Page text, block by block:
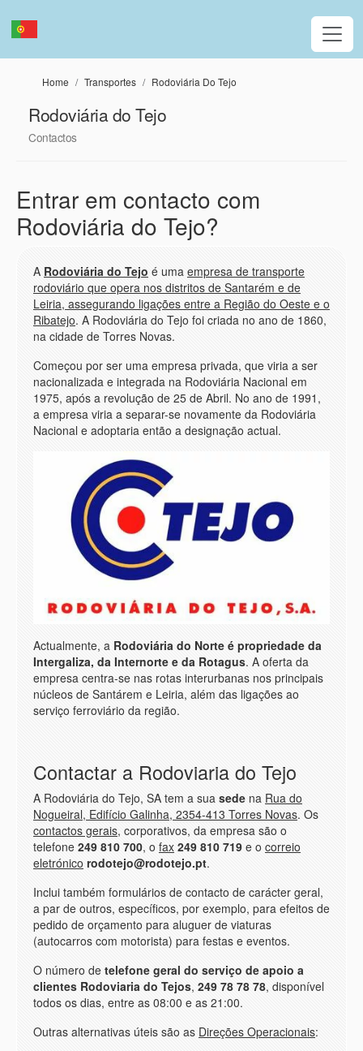
Home Transportes Rodoviária Do Tejo
Rodoviária do Tejo
Contactos
Entrar em contacto com
Rodoviária do Tejo?
A Rodoviária do Tejo é uma empresa de transporte
rodoviário que opera nos distritos de Santarém e de
Leiria, assegurando ligações entre a Região do Oeste e o
Ribatejo. A Rodoviária do Tejo foi criada no ano de 1860,
na cidade de Torres Novas.
Começou por ser uma empresa privada, que viria a ser
nacionalizada e integrada na Rodoviária Nacional em
1975, após a revolução de 25 de Abril. No ano de 1991,
a empresa viria a separar-se novamente da Rodoviária
Nacional e adoptaria então a designação actual.
Actualmente, a Rodoviária do Norte é propriedade da
Intergaliza, da Internorte e da Rotagus. A oferta da
empresa centra-se nas rotas interurbanas nos principais
núcleos de Santárem e Leiria, além das ligações ao
serviço ferroviário da região.
Contactar a Rodoviaria do Tejo
A Rodoviária do Tejo, SA tem a sua sede na Rua do
Nogueiral, Edifício Galinha, 2354-413 Torres Novas. Os
contactos gerais, corporativos, da empresa são o
telefone 249 810 700, o fax 249 810 719 e o correio
eletrónico rodotejo@rodotejo.pt.
Inclui também formulários de contacto de carácter geral,
a par de outros, específicos, por exemplo, para efeitos de
pedido de orçamento para aluguer de viaturas
(autocarros com motorista) para festas e eventos.
O número de telefone geral do serviço de apoio a
clientes Rodoviaria do Tejos, 249 78 78 78, disponível
todos os dias, entre as 08:00 e as 21:00.
Outras alternativas úteis são as Direções Operacionais: